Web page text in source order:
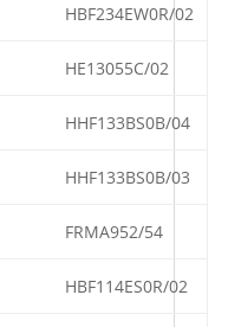
HBF234EW0R/02
HE13055C/02
HHF133BS0B/04
HHF133BS0B/03
FRMA952/54
HBF114ES0R/02